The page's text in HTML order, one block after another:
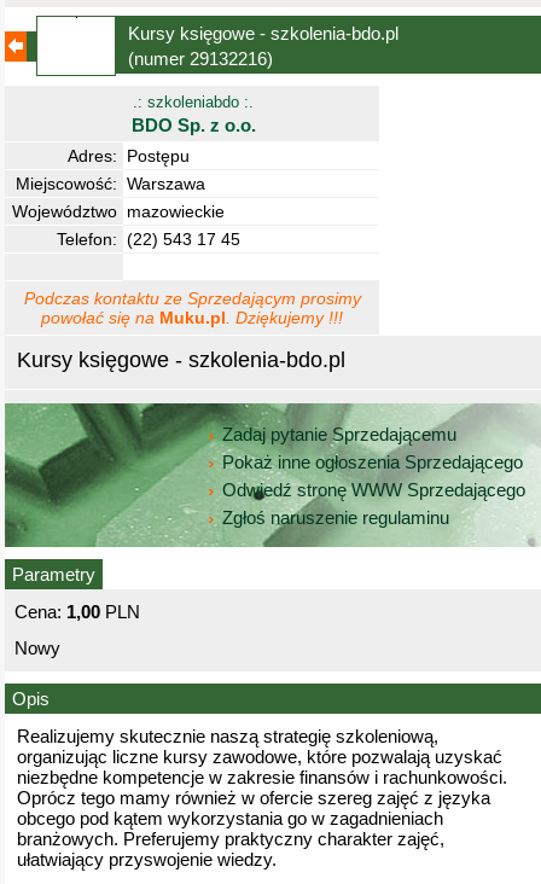
Kursy księgowe - szkolenia-bdo.pl
(numer 29132216)
Kursy księgowe - szkolenia-bdo.pl
Zadaj pytanie Sprzedającemu
Pokaż inne ogłoszenia Sprzedającego
Odwiedź stronę WWW Sprzedającego
Zgłoś naruszenie regulaminu
Parametry
Cena: 1,00 PLN
Nowy
.: szkoleniabdo :.
BDO Sp. z o.o.
Adres:
Postępu
Miejscowość: Warszawa
Województwo mazowieckie
Telefon: (22) 543 17 45
Podczas kontaktu ze Sprzedającym prosimy
powołać się na Muku.pl . Dziękujemy !!!
Opis
Realizujemy skutecznie naszą strategię szkoleniową,
organizując liczne kursy zawodowe, które pozwalają uzyskać
niezbędne kompetencje w zakresie finansów i rachunkowości.
Oprócz tego mamy również w ofercie szereg zajęć z języka
obcego pod kątem wykorzystania go w zagadnieniach
branżowych. Preferujemy praktyczny charakter zajęć,
ułatwiający przyswojenie wiedzy.